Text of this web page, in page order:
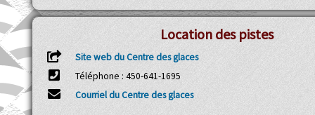
Location des pistes
Site web du Centre des glaces
Téléphone : 450-641-1695
Courriel du Centre des glaces